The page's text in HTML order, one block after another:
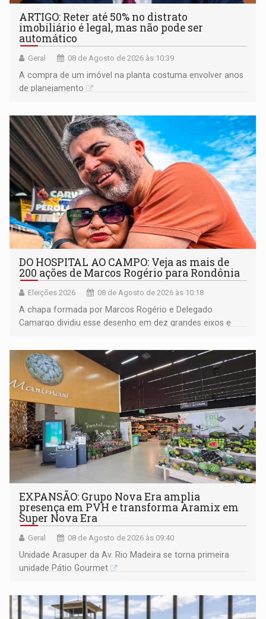
ARTIGO: Reter até 50% no distrato
imobiliário é legal, mas não pode ser
automático
Geral 08 de Agosto de 2026 às 10:39
A compra de um imóvel na planta costuma envolver anos
de planejamento
DO HOSPITAL AO CAMPO: Veja as mais de
200 ações de Marcos Rogério para Rondônia
Eleições 2026 08 de Agosto de 2026 às 10:18
A chapa formada por Marcos Rogério e Delegado
Camargo dividiu esse desenho em dez grandes eixos e
EXPANSÃO: Grupo Nova Era amplia
presença em PVH e transforma Aramix em
Super Nova Era
Geral 08 de Agosto de 2026 às 09:40
Unidade Arasuper da Av. Rio Madeira se torna primeira
unidade Pátio Gourmet